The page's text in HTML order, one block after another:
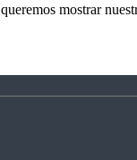
mostrar